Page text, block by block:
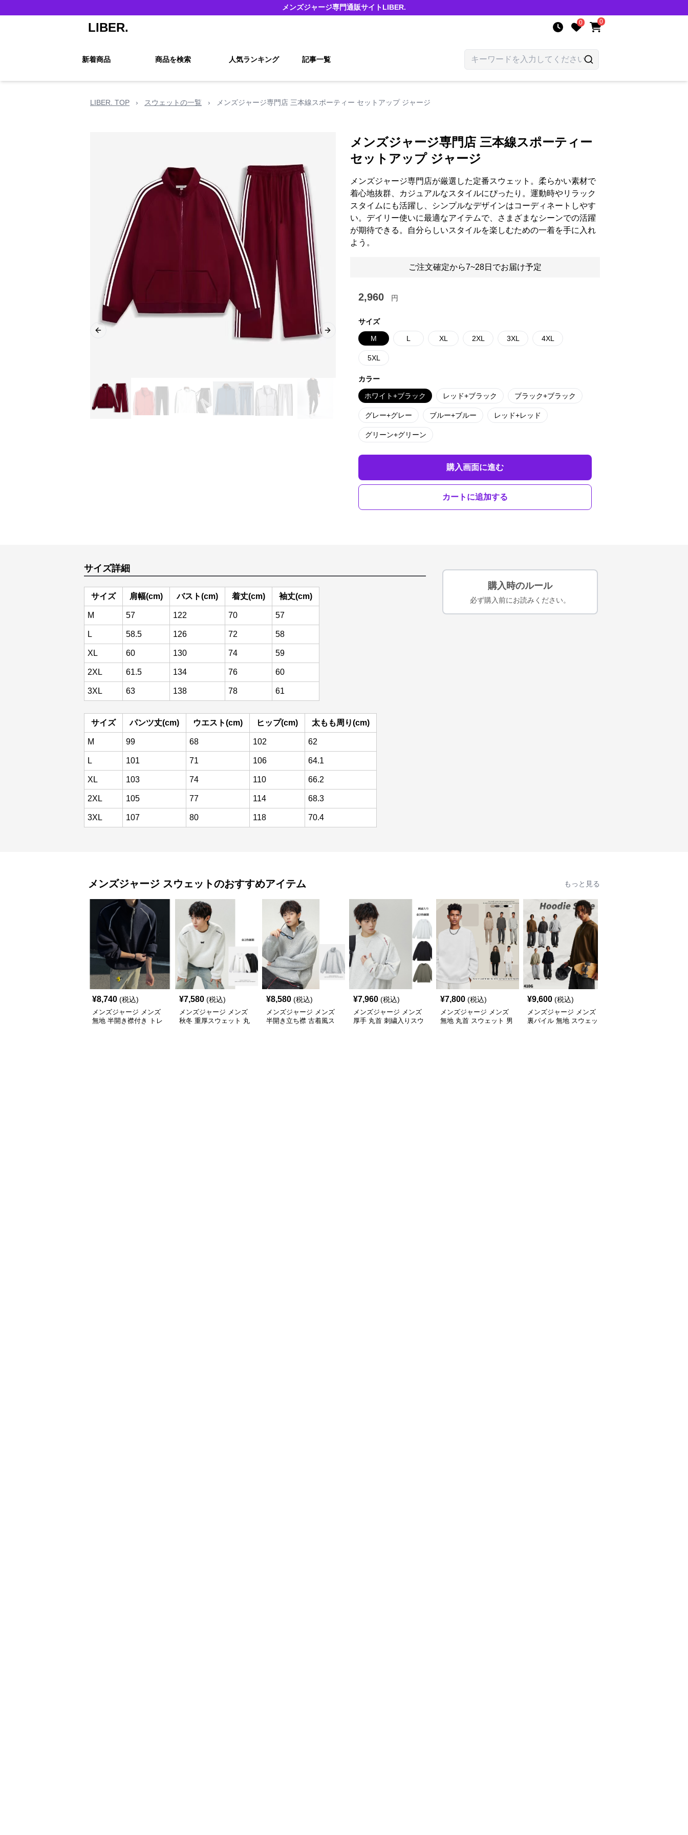
メンズジャージ専門通販サイトLIBER.
LIBER. 0 0
新着商品 商品を検索 人気ランキング 記事一覧
LIBER. TOP › スウェットの一覧 › メンズジャージ専門店 三本線スポーティー セットアップ ジャージ
Previous slide Next slide
メンズジャージ専門店 三本線スポーティー
セットアップ ジャージ
メンズジャージ専門店が厳選した定番スウェット。柔らかい素材で
着心地抜群、カジュアルなスタイルにぴったり。運動時やリラック
スタイムにも活躍し、シンプルなデザインはコーディネートしやす
い。デイリー使いに最適なアイテムで、さまざまなシーンでの活躍
が期待できる。自分らしいスタイルを楽しむための一着を手に入れ
よう。
ご注文確定から7~28日でお届け予定
2,960 円
サイズ
M L XL 2XL 3XL 4XL
5XL
カラー
ホワイト+ブラック レッド+ブラック ブラック+ブラック
グレー+グレー ブルー+ブルー レッド+レッド
グリーン+グリーン
購入画面に進む
カートに追加する
サイズ詳細
サイズ 肩幅(cm) バスト(cm) 着丈(cm) 袖丈(cm)
M 57 122 70 57
L 58.5 126 72 58
XL 60 130 74 59
2XL 61.5 134 76 60
3XL 63 138 78 61
サイズ パンツ丈(cm) ウエスト(cm) ヒップ(cm) 太もも周り(cm)
M 99 68 102 62
L 101 71 106 64.1
XL 103 74 110 66.2
2XL 105 77 114 68.3
3XL 107 80 118 70.4
購入時のルール
必ず購入前にお読みください。
メンズジャージ スウェットのおすすめアイテム もっと見る
¥8,740 (税込)
メンズジャージ メンズ
無地 半開き襟付き トレ
¥7,580 (税込)
メンズジャージ メンズ
秋冬 重厚スウェット 丸
¥8,580 (税込)
メンズジャージ メンズ
半開き立ち襟 古着風ス
¥7,960 (税込)
メンズジャージ メンズ
厚手 丸首 刺繍入りスウ
¥7,800 (税込)
メンズジャージ メンズ
無地 丸首 スウェット 男
¥9,600 (税込)
メンズジャージ メンズ
裏パイル 無地 スウェッ